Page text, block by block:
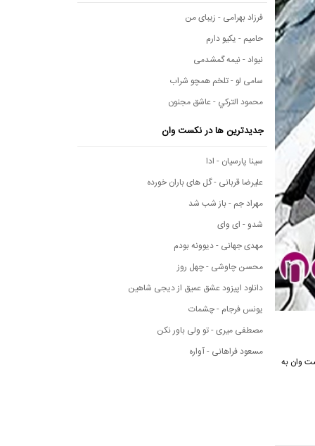
وان به
فرزاد بهرامی - زیبای من
حامیم - یکیو دارم
نیواد - نیمه گمشدمی
سامی لو - تلخم همچو شراب
محمود التركي - عاشق مجنون
جدیدترین ها در نکست وان
سینا پارسیان - ادا
علیرضا قربانی - گل های باران خورده
مهراد جم - باز شب شد
شدو - ای وای
مهدی جهانی - دیوونه بودم
محسن چاوشی - چهل روز
دانلود اپیزود عشق عمیق از دیجی شاهین
یونس فرجام - چشمات
مصطفی میری - تو ولی باور نکن
مسعود فراهانی - آواره